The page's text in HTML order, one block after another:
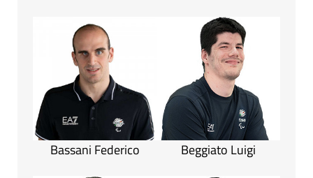
Bassani Federico Beggiato Luigi